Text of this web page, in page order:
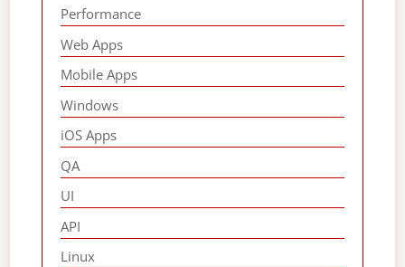
Performance
Web Apps
Mobile Apps
Windows
iOS Apps
QA
UI
API
Linux